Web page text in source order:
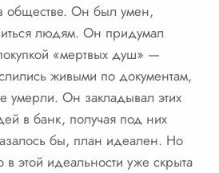
обществе. Он был умен,
людям. Он придумал
«мертвых душ» —
живыми по документам,
умерли. Он закладывал этих
в банк, получая под них
бы, план идеален. Но
в этой идеальности уже скрыта